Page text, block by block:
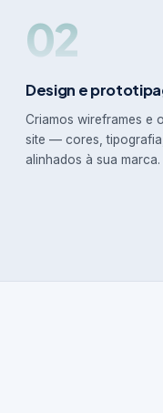
02
Design e
Criamos wireframes e
site — cores,
alinhados à sua marca.